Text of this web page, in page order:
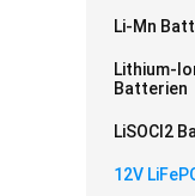
Li-Mn
Lithium-
Batterien
LiSOCl2
12V